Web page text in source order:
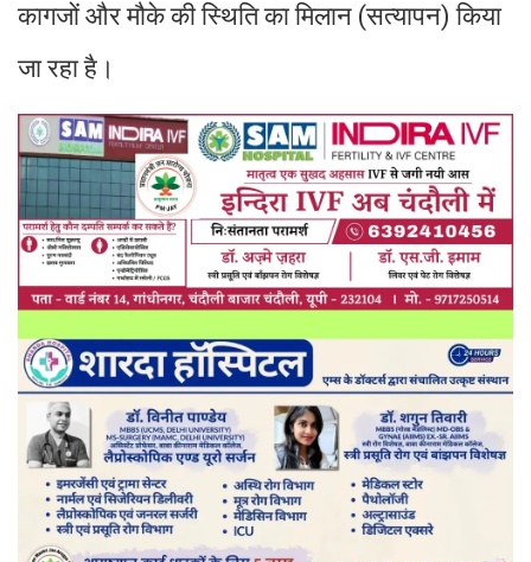
कागजों और मौके की स्थिति का मिलान (सत्यापन) किया
जा रहा है।